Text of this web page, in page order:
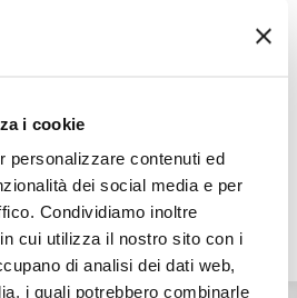
i cookie
personalizzare contenuti ed
dei social media e per
Condividiamo inoltre
cui utilizza il nostro sito con i
di analisi dei dati web,
i quali potrebbero combinarle
dopo gli €50,00 concorre a generare uno
di altre botteghe.
ALLERGENI RECENSIONI